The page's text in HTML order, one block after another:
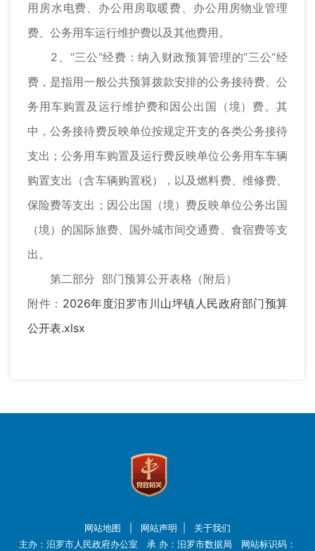
用房水电费、办公用房取暖费、办公用房物业管理
费、公务用车运行维护费以及其他费用。
2、“三公”经费：纳入财政预算管理的“三公“经
费，是指用一般公共预算拨款安排的公务接待费、公
务用车购置及运行维护费和因公出国（境）费。其
中，公务接待费反映单位按规定开支的各类公务接待
支出；公务用车购置及运行费反映单位公务用车车辆
购置支出（含车辆购置税），以及燃料费、维修费、
保险费等支出；因公出国（境）费反映单位公务出国
（境）的国际旅费、国外城市间交通费、食宿费等支
出。
第二部分 部门预算公开表格（附后）
附件： 2026年度汨罗市川山坪镇人民政府部门预算
公开表.xlsx
网站地图 网站声明
关于我们
主办：汨罗市人民政府办公室 承 办：汨罗市数据局 网站标识码：